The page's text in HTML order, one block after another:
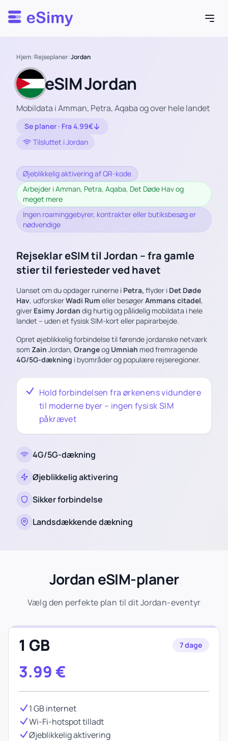
Esimy
Hjem/Rejseplaner/Jordan
eSIM Jordan
Mobildata i Amman, Petra, Aqaba og over hele landet
Se planer · Fra 4.99€
Tilsluttet i Jordan
Øjeblikkelig aktivering af QR-kode
Arbejder i Amman, Petra, Aqaba, Det Døde Hav og
meget mere
Ingen roaminggebyrer, kontrakter eller butiksbesøg er
nødvendige
Rejseklar eSIM til Jordan – fra gamle
stier til feriesteder ved havet
Uanset om du opdager ruinerne i Petra, flyder i Det Døde
Hav, udforskerWadi Rum eller besøgerAmmans citadel,
giver Esimy Jordan dig hurtig og pålidelig mobildata i hele
landet – uden et fysisk SIM-kort eller papirarbejde.
Opret øjeblikkelig forbindelse til førende jordanske netværk
som Zain Jordan, Orangeog Umniah med fremragende
4G/5G-dækning i byområder og populære rejseregioner.
Hold forbindelsen fra ørkenens vidundere
til moderne byer – ingen fysisk SIM
påkrævet
4G/5G-dækning
Øjeblikkelig aktivering
Sikker forbindelse
Landsdækkende dækning
Jordan eSIM-planer
Vælg den perfekte plan til dit Jordan-eventyr
1 GB 7 dage
3.99 €
1 GB internet
Wi-Fi-hotspot tilladt
Øjeblikkelig aktivering